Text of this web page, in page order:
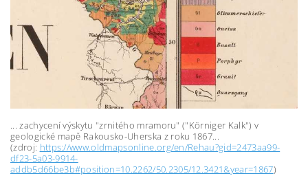
... zachycení výskytu "zrnitého mramoru" ("Körniger Kalk") v
geologické mapě Rakousko-Uherska z roku 1867...
(zdroj: https://www.oldmapsonline.org/en/Rehau?gid=2473aa99-
df23-5a03-9914-
addb5d66be3b#position=10.2262/50.2305/12.3421&year=1867)